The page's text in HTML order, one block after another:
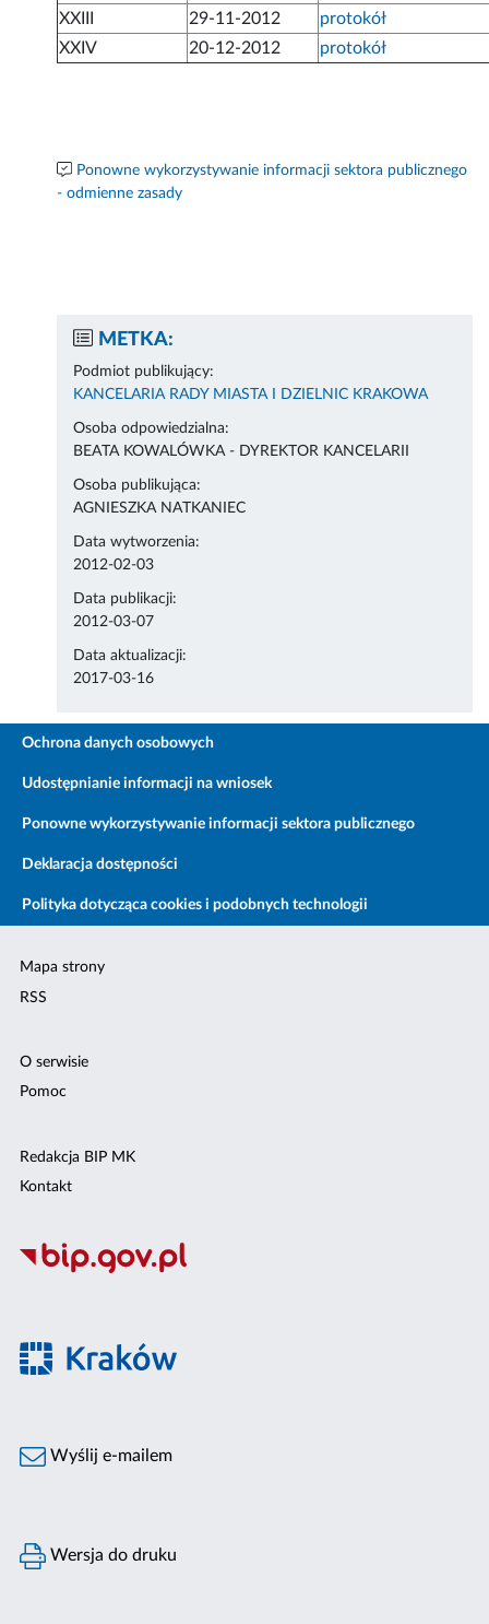
XXIII
29-11-2012
protokół
XXIV
20-12-2012 protokół
Ponowne wykorzystywanie informacji sektora publicznego
- odmienne zasady
METKA:
Podmiot publikujący:
KANCELARIA RADY MIASTA I DZIELNIC KRAKOWA
Osoba odpowiedzialna:
BEATA KOWALÓWKA - DYREKTOR KANCELARII
Osoba publikująca:
AGNIESZKA NATKANIEC
Data wytworzenia:
2012-02-03
Data publikacji:
2012-03-07
Data aktualizacji:
2017-03-16
Ochrona danych osobowych
Udostępnianie informacji na wniosek
Ponowne wykorzystywanie informacji sektora publicznego
Deklaracja dostępności
Polityka dotycząca cookies i podobnych technologii
Mapa strony
RSS
O serwisie
Pomoc
Redakcja BIP MK
Kontakt
Wyślij e-mailem
Wersja do druku